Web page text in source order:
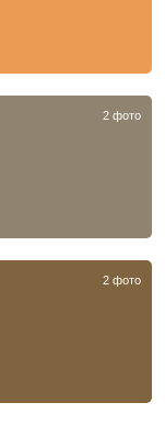
2 фото
2 фото